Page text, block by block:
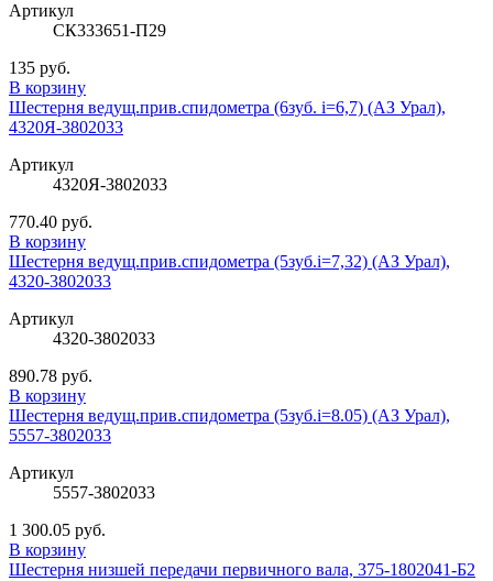
Артикул
СК333651-П29
135 руб.
В корзину
Шестерня ведущ.прив.спидометра (6зуб. i=6,7) (АЗ Урал),
4320Я-3802033
Артикул
4320Я-3802033
770.40 руб.
В корзину
Шестерня ведущ.прив.спидометра (5зуб.i=7,32) (АЗ Урал),
4320-3802033
Артикул
4320-3802033
890.78 руб.
В корзину
Шестерня ведущ.прив.спидометра (5зуб.i=8.05) (АЗ Урал),
5557-3802033
Артикул
5557-3802033
1 300.05 руб.
В корзину
Шестерня низшей передачи первичного вала, 375-1802041-Б2